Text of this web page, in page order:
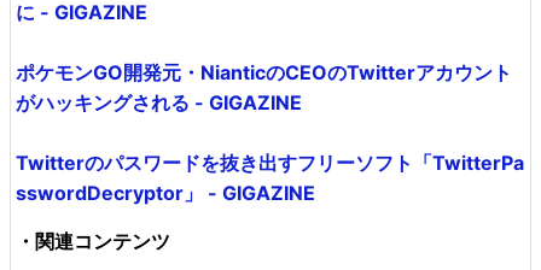
に - GIGAZINE
ポケモンGO開発元・NianticのCEOのTwitterアカウント
がハッキングされる - GIGAZINE
Twitterのパスワードを抜き出すフリーソフト「TwitterPa
sswordDecryptor」 - GIGAZINE
・関連コンテンツ